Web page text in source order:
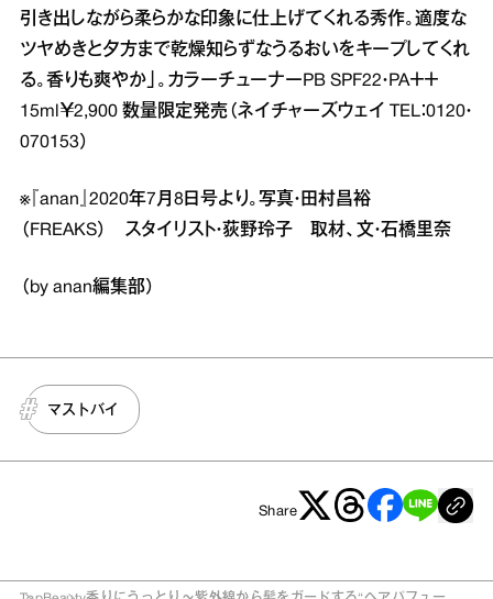
引き出しながら柔らかな印象に仕上げてくれる秀作。適度な
ツヤめきと夕方まで乾燥知らずなうるおいをキープしてくれ
る。香りも爽やか」。カラーチューナーPB SPF22・PA＋＋
15ml￥2,900 数量限定発売（ネイチャーズウェイ TEL：0120・
070153）
※『anan』2020年7月8日号より。写真・田村昌裕
（FREAKS） スタイリスト・荻野玲子 取材、文・石橋里奈
（by anan編集部）
マストバイ
Share